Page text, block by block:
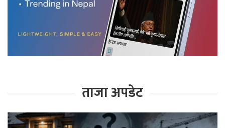
ताजा अपडेट